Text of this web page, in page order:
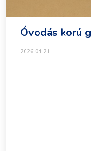
Óvodás korú
2026.04.21